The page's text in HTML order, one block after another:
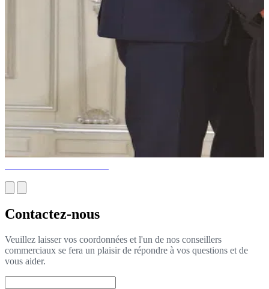
Contactez-nous
Veuillez laisser vos coordonnées et l'un de nos conseillers
commerciaux se fera un plaisir de répondre à vos questions et de
vous aider.